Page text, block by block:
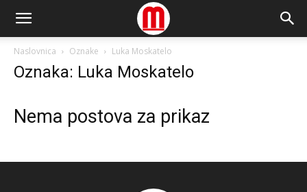
Naslovnica Oznake Luka Moskatelo
Oznaka: Luka Moskatelo
Nema postova za prikaz